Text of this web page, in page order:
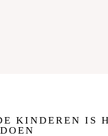
KINDEREN IS